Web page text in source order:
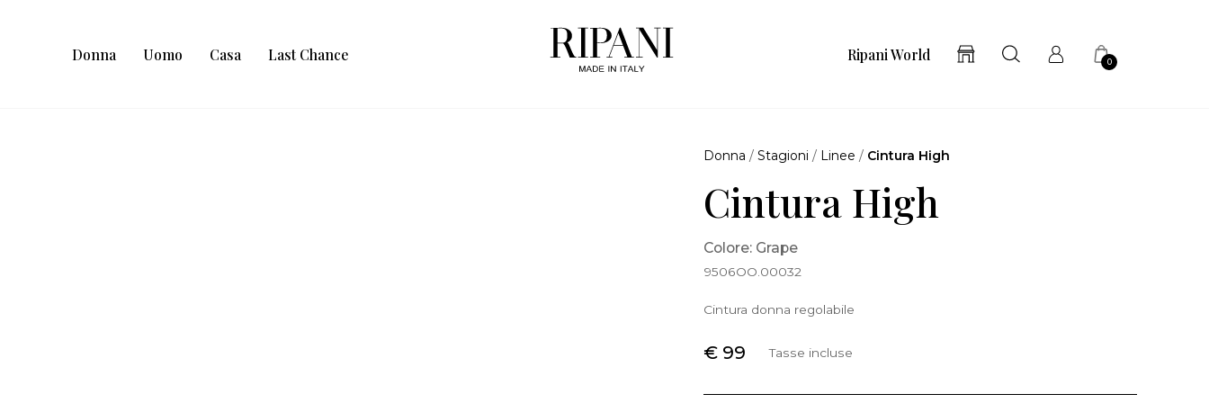
Donna Uomo Casa Last Chance Ripani World 0
Donna /Stagioni / Linee / Cintura High
Cintura High
Colore: Grape
9506OO.00032
Cintura donna regolabile
€ 99 Tasse incluse